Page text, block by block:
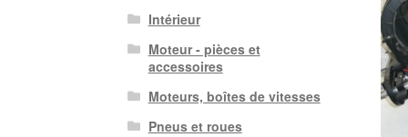
Intérieur
Moteur - pièces et
accessoires
Moteurs, boîtes de vitesses
Pneus et roues